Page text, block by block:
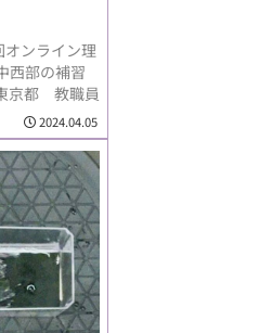
ンライン理
西部の補習
京都 教職員
2024.04.05